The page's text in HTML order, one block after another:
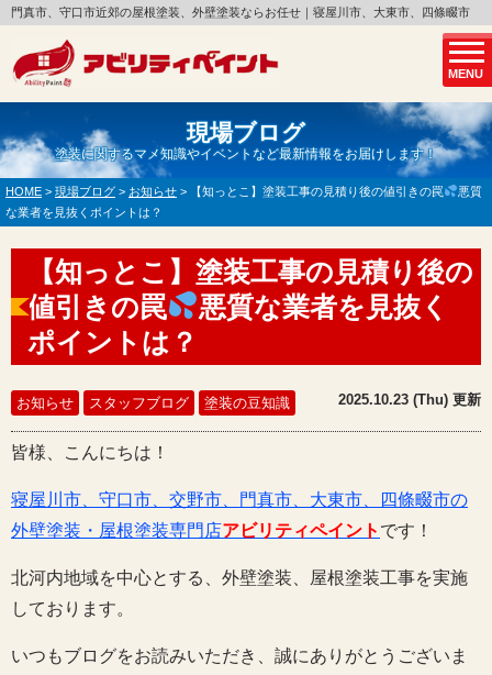
MENU
門真市、守口市近郊の屋根塗装、外壁塗装ならお任せ｜寝屋川市、大東市、四條畷市
現場ブログ
塗装に関するマメ知識やイベントなど最新情報をお届けします！
HOME > 現場ブログ > お知らせ > 【知っとこ】塗装工事の見積り後の値引きの罠
悪質
な業者を見抜くポイントは？
【知っとこ】塗装工事の見積り後の
値引きの罠
悪質な業者を見抜く
ポイントは？
お知らせ スタッフブログ 塗装の豆知識 2025.10.23 (Thu) 更新
皆様、こんにちは！
寝屋川市、守口市、交野市、門真市、大東市、四條畷市の
外壁塗装・屋根塗装専門店アビリティペイント です！
北河内地域を中心とする、外壁塗装、屋根塗装工事を実施
しております。
いつもブログをお読みいただき、誠にありがとうございま